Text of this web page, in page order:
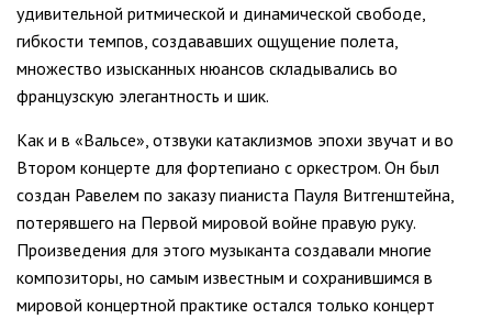
удивительной ритмической и динамической свободе,
гибкости темпов, создававших ощущение полета,
множество изысканных нюансов складывались во
французскую элегантность и шик.
Как и в «Вальсе», отзвуки катаклизмов эпохи звучат и во
Втором концерте для фортепиано с оркестром. Он был
создан Равелем по заказу пианиста Пауля Витгенштейна,
потерявшего на Первой мировой войне правую руку.
Произведения для этого музыканта создавали многие
композиторы, но самым известным и сохранившимся в
мировой концертной практике остался только концерт